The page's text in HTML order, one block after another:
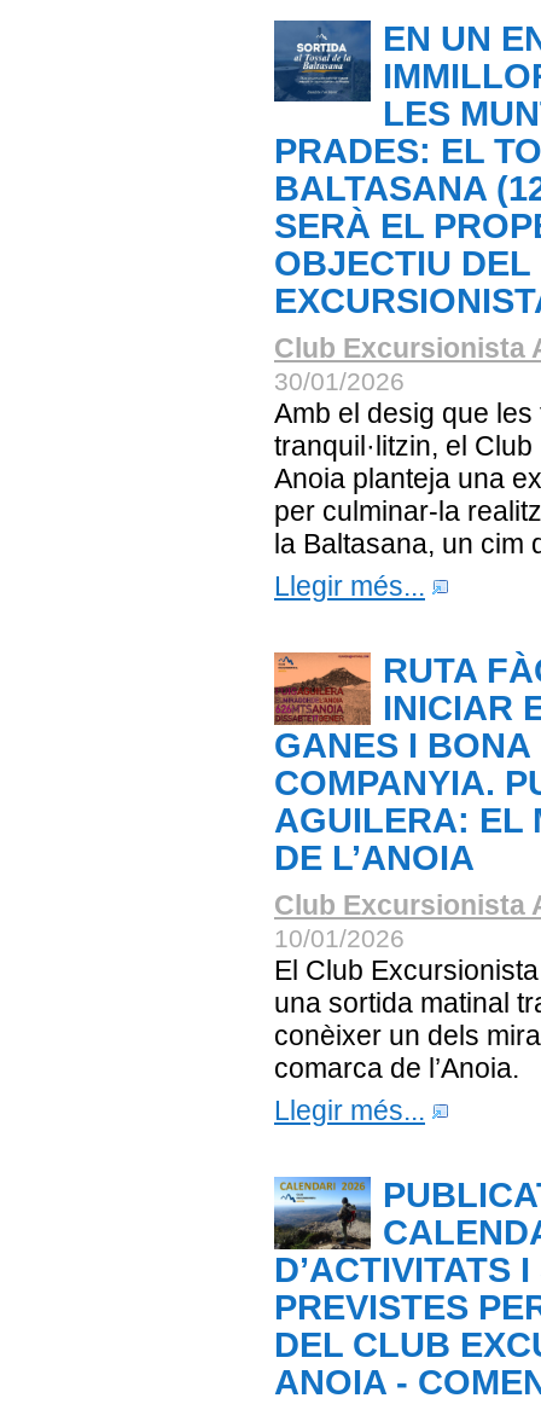
EN UN
LES
PRADES: EL
BALTASANA
SERÀ EL
OBJECTIU
Club Excursionista
30/01/2026
Amb el desig que
tranquil·litzin, el
Anoia planteja una
per culminar-la
la Baltasana, un cim
Llegir més...
RUTA
INICIAR
GANES I BONA
COMPANYIA.
AGUILERA: EL
DE L’ANOIA
Club Excursionista
10/01/2026
El Club
una sortida matinal
conèixer un dels
comarca de l’Anoia.
Llegir més...
D’ACTIVITATS
PREVISTES
DEL CLUB
ANOIA -